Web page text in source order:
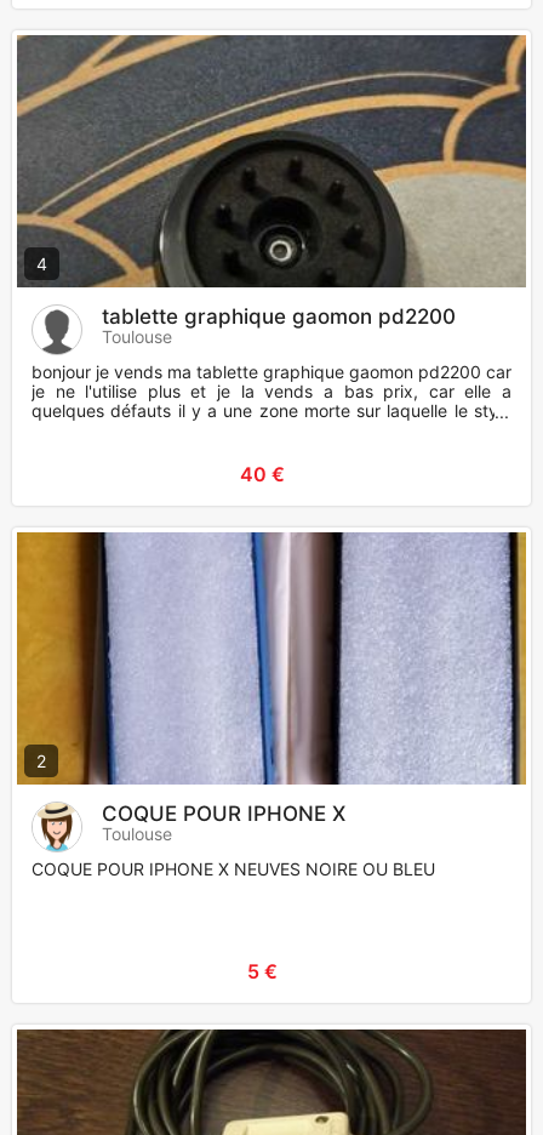
4
tablette graphique gaomon pd2200
Toulouse
bonjour je vends ma tablette graphique gaomon pd2200 car
je ne l'utilise plus et je la vends a bas prix, car elle a
quelques défauts il y a une zone morte sur laquelle le stylo
40 €
2
COQUE POUR IPHONE X
Toulouse
COQUE POUR IPHONE X NEUVES NOIRE OU BLEU
5 €